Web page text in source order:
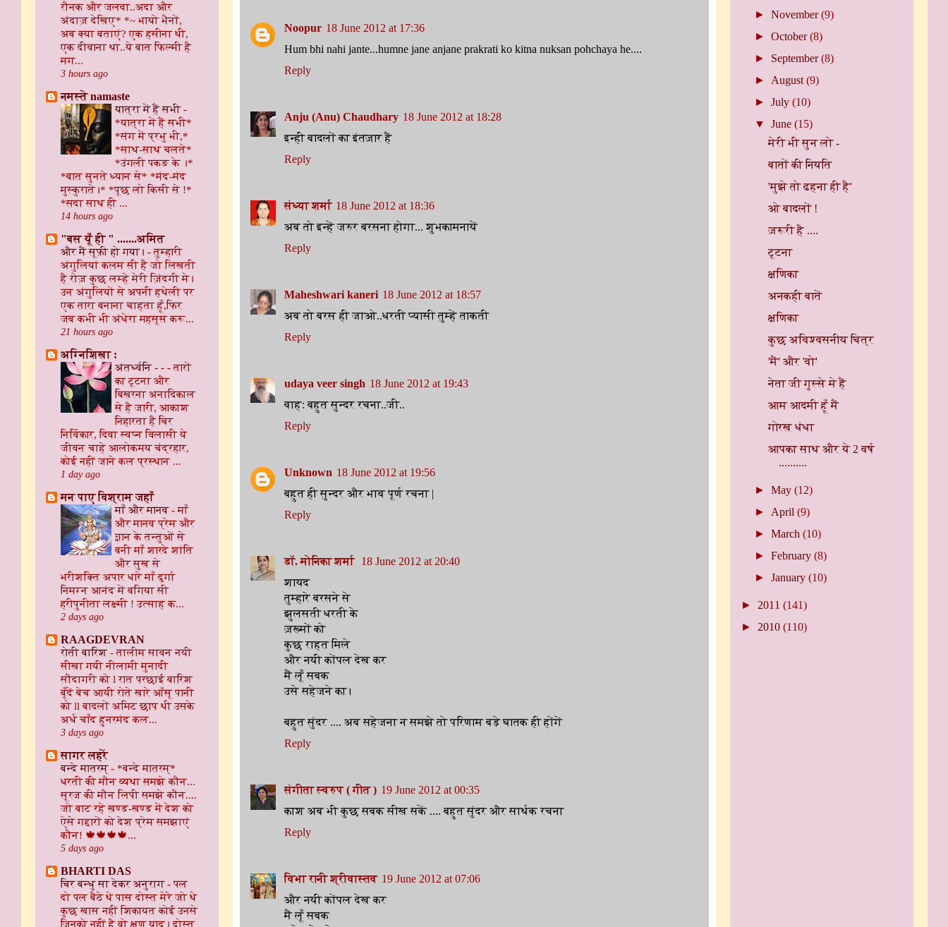
Noopur 18 June 2012 at 17:36
Hum bhi nahi jante...humne jane anjane prakrati ko kitna nuksan pohchaya he....
Reply
Anju (Anu) Chaudhary 18 June 2012 at 18:28
इन्ही बादलों का इंतज़ार हैं
Reply
संध्या शर्मा 18 June 2012 at 18:36
अब तो इन्हें जरुर बरसना होगा... शुभकामनायें
Reply
Maheshwari kaneri 18 June 2012 at 18:57
अब तो बरस ही जाओ..धरती प्यासी तुम्हें ताकती
Reply
udaya veer singh 18 June 2012 at 19:43
वाह: बहुत सुन्दर रचना..जी..
Reply
Unknown 18 June 2012 at 19:56
बहुत ही सुन्दर और भाव पूर्ण रचना |
Reply
डॉ. मोनिका शर्मा 18 June 2012 at 20:40
शायद
तुम्हारे बरसने से
झुलसती धरती के
ज़ख़्मों को
कुछ राहत मिले
और नयी कोंपल देख कर
मैं लूँ सबक
उसे सहेजने का।
बहुत सुंदर .... अब सहेजना न समझे तो परिणाम बड़े घातक ही होंगें
Reply
संगीता स्वरुप ( गीत ) 19 June 2012 at 00:35
काश अब भी कुछ सबक सीख सकें .... बहुत सुंदर और सार्थक रचना
Reply
विभा रानी श्रीवास्तव 19 June 2012 at 07:06
और नयी कोंपल देख कर
मैं लूँ सबक
रौनक और जलवा..अदा और
अंदाज़ देखिए* *~ भायो भैनों,
अब क्या बताएं? एक हसीना थी,
एक दीवाना था..ये बात फिल्मी है
मग...
3 hours ago
नमस्ते namaste
यात्रा में हैं सभी-
*यात्रा में हैं सभी*
*संग में प्रभु भी,*
*साथ-साथ चलते*
*उंगली पकङ के ।*
*बात सुनते ध्यान से* *मंद-मंद
मुस्कुराते।* *पूछ लो किसी से !*
*सदा साथ ही ...
14 hours ago
"बस यूँ ही " .......अमित
और मैं सूफ़ी हो गया। -तुम्हारी
अंगुलियां कलम सी है जो लिखती
है रोज़ कुछ लम्हे मेरी ज़िंदगी मे।
उन अंगुलियों से अपनी हथेली पर
एक तारा बनाना चाहता हूँ,फिर
जब कभी भी अंधेरा महसूस करू...
21 hours ago
अग्निशिखा :
अंतर्ध्वनि - - -तारों
का टूटना और
बिखरना अनादिकाल
से है जारी, आकाश
निहारता है चिर
निर्विकार, दिवा स्वप्न विलासी ये
जीवन चाहे आलोकमय चंद्रहार,
कोई नहीं जाने कल प्रस्थान ...
1 day ago
मन पाए विश्राम जहाँ
माँ और मानव-माँ
और मानव प्रेम और
ज्ञान के तन्तुओं से
बनी माँ शारदे शांति
और सुख से
भरीशक्ति अपार धारे माँ दुर्गा
निमग्न आनंद में बगिया सी
हरीपुनीता लक्ष्मी ! उत्साह क...
2 days ago
RAAGDEVRAN
रोती बारिश-तालीम सावन नयी
सीखा गयी नीलामी मुनादी
सौदागरी को l रात परछाई बारिश
बूँदें बेच आयी रोते खारे आँसू पानी
को ll बादलों अमिट छाप थी उसके
अर्ध चाँद हुनरमंद कल...
3 days ago
सागर लहरें
बन्दे मातरम्- *बन्दे मातरम्*
धरती की मौन व्यथा समझे कौन...
सूरज की मौन लिपी समझे कौन....
जो बाट रहे खण्ड-खण्ड में देश को
ऐसे गद्दारों को देश प्रेम समझाएं
कौन! 🍁🍁🍁🍁...
5 days ago
BHARTI DAS
चिर बन्धु सा देकर अनुराग-पल
दो पल बैठे थे पास दोस्त मेरे जो थे
कुछ खास नहीं शिकायत कोई उनसे
जिनको नहीं है वो क्षण याद। दोस्त
► November(9)
► October(8)
► September(8)
► August (9)
► July (10)
▼ June (15)
मेरी भी सुन लो -
बातों की नियति
'मुझे तो ढहना ही है'
ओ बादलों !
ज़रूरी है ....
टूटना
क्षणिका
अनकही बातें
क्षणिका
कुछ अविश्वसनीय चित्र
'मैं' और 'वो'
नेता जी गुस्से मे हैं
आम आदमी हूँ मैं
गोरख धंधा
आपका साथ और ये 2 वर्ष
..........
► May (12)
► April (9)
► March (10)
► February (8)
► January (10)
► 2011 (141)
► 2010 (110)